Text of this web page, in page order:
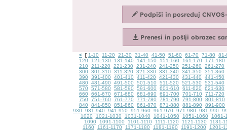
< [ 1-10 11-20 21-30 31-40 41-50 51-60 61-70 71-80
81-
120
121-130 131-140 141-150 151-160 161-170
171-180
210
211-220 221-230 231-240 241-250 251-260
261-270
300
301-310 311-320 321-330 331-340 341-350
351-360
390
391-400 401-410 411-420 421-430 431-440
441-450
480
481-490 491-500 501-510 511-520 521-530
531-540
570
571-580 581-590 591-600 601-610 611-620
621-630
660
661-670 671-680 681-690 691-700 701-710
711-720
750
751-760 761-770 771-780 781-790 791-800
801-810
840
841-850 851-860 861-870 871-880 881-890
891-900
930
931-940 941-950 951-960 961-970 971-980 981-990
1020
1021-1030 1031-1040 1041-1050 1051-1060
1061-
1090
1091-1100 1101-1110 1111-1120 1121-1130
1131-
1160
1161-1170 1171-1180 1181-1190 1191-1200
1201-